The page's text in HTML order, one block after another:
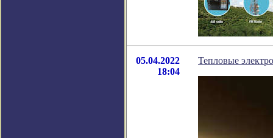
05.04.2022
18:04
Тепловые